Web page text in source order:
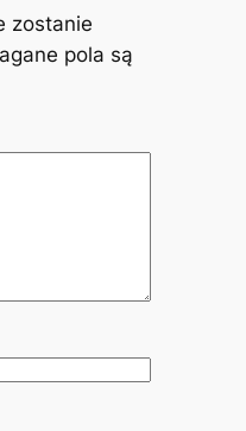
zostanie
pola są